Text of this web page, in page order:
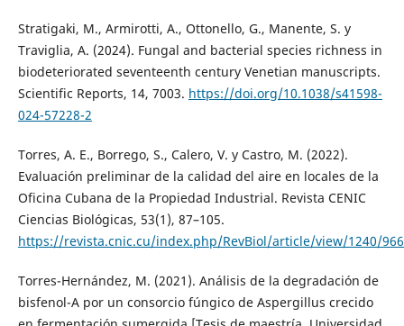
Stratigaki, M., Armirotti, A., Ottonello, G., Manente, S. y
Traviglia, A. (2024). Fungal and bacterial species richness in
biodeteriorated seventeenth century Venetian manuscripts.
Scientific Reports, 14, 7003. https://doi.org/10.1038/s41598-
024-57228-2
Torres, A. E., Borrego, S., Calero, V. y Castro, M. (2022).
Evaluación preliminar de la calidad del aire en locales de la
Oficina Cubana de la Propiedad Industrial. Revista CENIC
Ciencias Biológicas, 53(1), 87–105.
https://revista.cnic.cu/index.php/RevBiol/article/view/1240/966
Torres-Hernández, M. (2021). Análisis de la degradación de
bisfenol-A por un consorcio fúngico de Aspergillus crecido